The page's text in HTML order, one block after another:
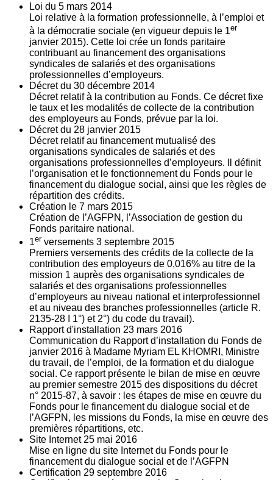
Loi du 5 mars 2014
Loi relative à la formation professionnelle, à l’emploi et
à la démocratie sociale (en vigueur depuis le 1er
janvier 2015). Cette loi crée un fonds paritaire
contribuant au financement des organisations
syndicales de salariés et des organisations
professionnelles d’employeurs.
Décret du 30 décembre 2014
Décret relatif à la contribution au Fonds. Ce décret fixe
le taux et les modalités de collecte de la contribution
des employeurs au Fonds, prévue par la loi.
Décret du 28 janvier 2015
Décret relatif au financement mutualisé des
organisations syndicales de salariés et des
organisations professionnelles d’employeurs. Il définit
l’organisation et le fonctionnement du Fonds pour le
financement du dialogue social, ainsi que les règles de
répartition des crédits.
Création le 7 mars 2015
Création de l’AGFPN, l’Association de gestion du
Fonds paritaire national.
1er versements 3 septembre 2015
Premiers versements des crédits de la collecte de la
contribution des employeurs de 0,016% au titre de la
mission 1 auprès des organisations syndicales de
salariés et des organisations professionnelles
d’employeurs au niveau national et interprofessionnel
et au niveau des branches professionnelles (article R.
2135‐28 I 1°) et 2°) du code du travail).
Rapport d'installation 23 mars 2016
Communication du Rapport d’installation du Fonds de
janvier 2016 à Madame Myriam EL KHOMRI, Ministre
du travail, de l’emploi, de la formation et du dialogue
social. Ce rapport présente le bilan de mise en œuvre
au premier semestre 2015 des dispositions du décret
n° 2015-87, à savoir : les étapes de mise en œuvre du
Fonds pour le financement du dialogue social et de
l’AGFPN, les missions du Fonds, la mise en œuvre des
premières répartitions, etc.
Site Internet 25 mai 2016
Mise en ligne du site Internet du Fonds pour le
financement du dialogue social et de l’AGFPN
Certification 29 septembre 2016